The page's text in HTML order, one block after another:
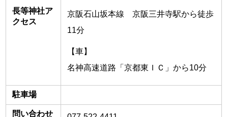
長等神社ア
クセス
京阪石山坂本線 京阪三井寺駅から徒歩
11分
【車】
名神高速道路「京都東ＩＣ」から10分
駐車場
問い合わせ